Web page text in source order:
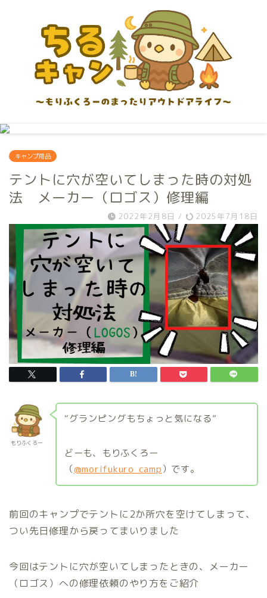
キャンプ用品
テントに穴が空いてしまった時の対処
法 メーカー（ロゴス）修理編
2022年2月8日 / 2025年7月18日
もりふくろー
“グランピングもちょっと気になる”
どーも、もりふくろー
（@morifukuro_camp）です。
前回のキャンプでテントに2か所穴を空けてしまって、
つい先日修理から戻ってまいりました
今回はテントに穴が空いてしまったときの、メーカー
（ロゴス）への修理依頼のやり方をご紹介